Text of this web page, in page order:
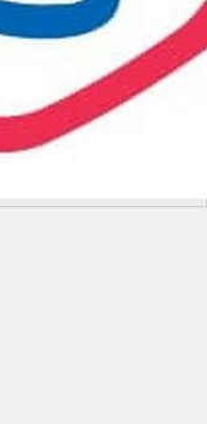
Пожалуйста,
администратора
с WordPress.